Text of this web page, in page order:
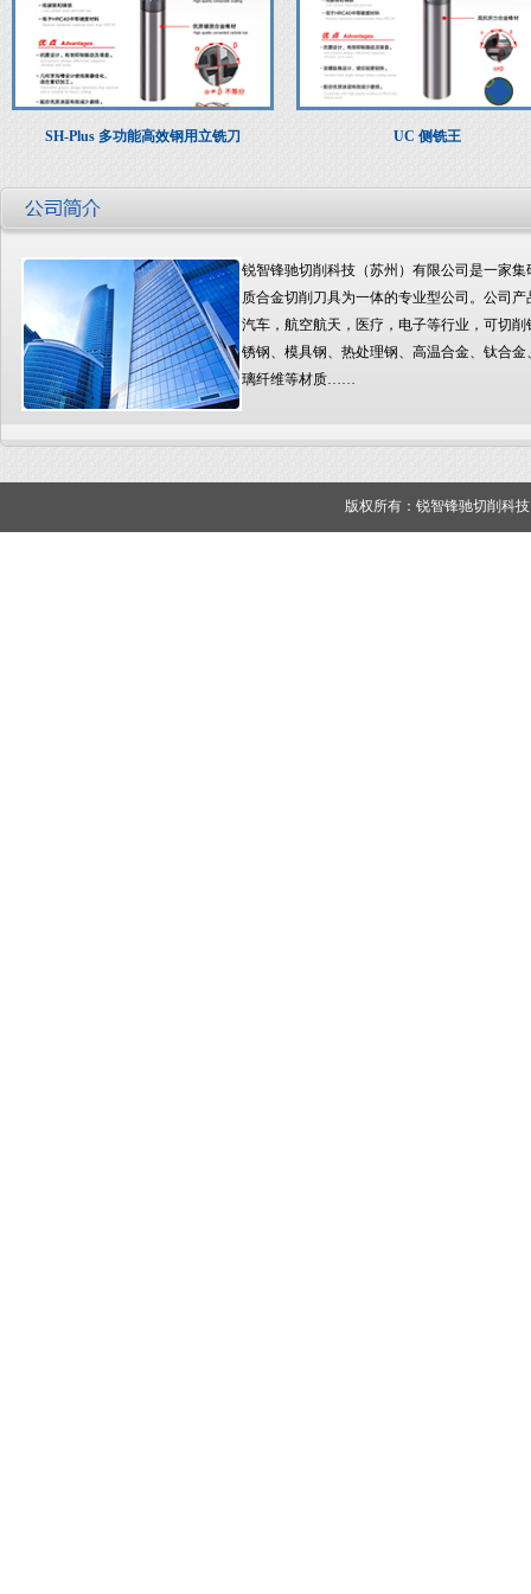
SH-Plus 多功能高效钢用立铣刀 UC 侧铣王
锐智锋驰切削科技（苏州）有限公司是一家
质合金切削刀具为一体的专业型公司。公司
汽车，航空航天，医疗，电子等行业，可切
锈钢、模具钢、热处理钢、高温合金、钛合
璃纤维等材质……
版权所有：锐智锋驰切削科